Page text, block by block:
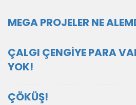
MEGA PROJELER NE
ÇALGI ÇENGİYE PARA
YOK!
ÇÖKÜŞ!